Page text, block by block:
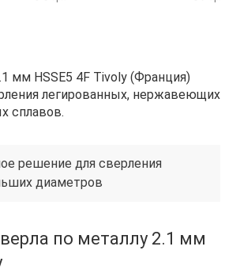
мм HSSE5 4F Tivoly (Франция)
легированных, нержавеющих
сплавов.
решение для сверления
диаметров
по металлу 2.1 мм